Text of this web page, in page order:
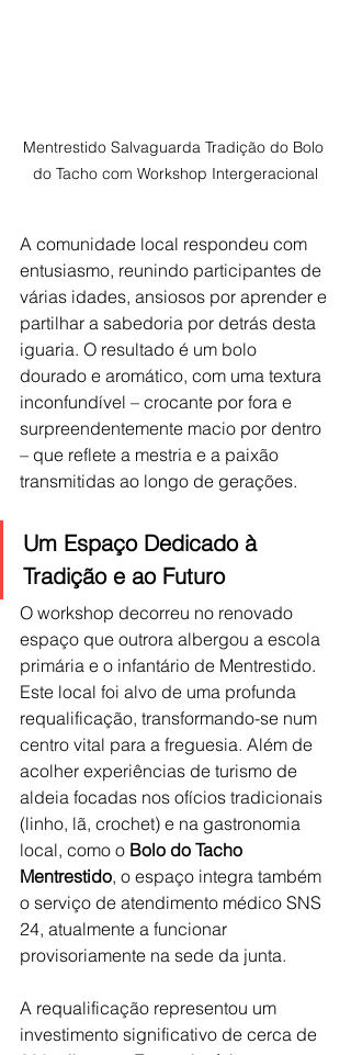
Mentrestido Salvaguarda Tradição do Bolo
do Tacho com Workshop Intergeracional
A comunidade local respondeu com
entusiasmo, reunindo participantes de
várias idades, ansiosos por aprender e
partilhar a sabedoria por detrás desta
iguaria. O resultado é um bolo
dourado e aromático, com uma textura
inconfundível – crocante por fora e
surpreendentemente macio por dentro
– que reflete a mestria e a paixão
transmitidas ao longo de gerações.
Um Espaço Dedicado à
Tradição e ao Futuro
O workshop decorreu no renovado
espaço que outrora albergou a escola
primária e o infantário de Mentrestido.
Este local foi alvo de uma profunda
requalificação, transformando-se num
centro vital para a freguesia. Além de
acolher experiências de turismo de
aldeia focadas nos ofícios tradicionais
(linho, lã, crochet) e na gastronomia
local, como o Bolo do Tacho
Mentrestido, o espaço integra também
o serviço de atendimento médico SNS
24, atualmente a funcionar
provisoriamente na sede da junta.
A requalificação representou um
investimento significativo de cerca de